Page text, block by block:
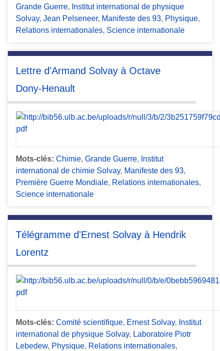
Grande Guerre, Institut international de physique
Solvay, Jean Pelseneer, Manifeste des 93, Physique,
Relations internationales, Science internationale
Lettre d'Armand Solvay à Octave
Dony-Henault
Mots-clés: Chimie, Grande Guerre, Institut
international de chimie Solvay, Manifeste des 93,
Première Guerre Mondiale, Relations internationales,
Science internationale
Télégramme d'Ernest Solvay à Hendrik
Lorentz
Mots-clés: Comité scientifique, Ernest Solvay, Institut
international de physique Solvay, Laboratoire Piotr
Lebedew, Physique, Relations internationales,